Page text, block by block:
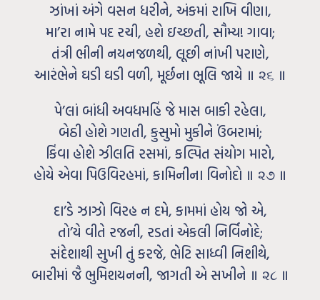
ઝાંખાં અંગે વસન ધરીને, અંકમાં રાખિ વીણા,
મા’રા નામે પદ રચી, હશે ઇચ્છતી, સૌમ્ય! ગાવા;
તંત્રી ભીની નયનજળથી, લૂછી નાંખી પરાણે,
આરંભેને ઘડી ઘડી વળી, મૂર્છના ભૂલિ જાયે ॥ ૨૬ ॥
પે’લાં બાંધી અવધમહિં જે માસ બાકી રહેલા,
બેઠી હોશે ગણતી, કુસુમો મુકીને ઉંબરામાં;
કિંવા હોશે ઝીલતિ રસમાં, કલ્પિત સંયોગ મારો,
હોયે એવા પિઉવિરહમાં, કામિનીના વિનોદો ॥ ૨૭ ॥
દા’ડે ઝાઝો વિરહ ન દમે, કામમાં હોય જો એ,
તો’યે વીતે રજની, રડતાં એકલી નિર્વિનોદે;
સંદેશાથી સુખી તું કરજે, ભેટિ સાધ્વી નિશીથે,
બારીમાં જૈ ભુમિશયનની, જાગતી એ સખીને ॥ ૨૮ ॥